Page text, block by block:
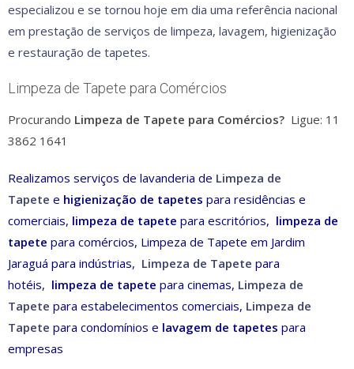
especializou e se tornou hoje em dia uma referência nacional
em prestação de serviços de limpeza, lavagem, higienização
e restauração de tapetes.
Limpeza de Tapete para Comércios
Procurando Limpeza de Tapete para Comércios? Ligue: 11
3862 1641
Realizamos serviços de lavanderia de Limpeza de
Tapete e higienização de tapetes para residências e
comerciais, limpeza de tapete para escritórios, limpeza de
tapete para comércios, Limpeza de Tapete em Jardim
Jaraguá para indústrias, Limpeza de Tapete para
hotéis, limpeza de tapete para cinemas, Limpeza de
Tapete para estabelecimentos comerciais, Limpeza de
Tapete para condomínios e lavagem de tapetes para
empresas